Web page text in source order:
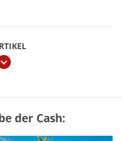
weiter
Wann Mieter
der Cash: